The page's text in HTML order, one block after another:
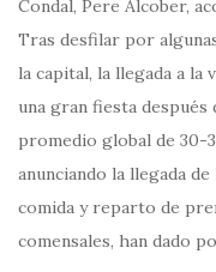
Condal, Pere Alcober,
Tras desfilar por
la capital, la llegada a la
una gran fiesta
promedio global de 30-
anunciando la llegada
comida y reparto de
comensales, han dado